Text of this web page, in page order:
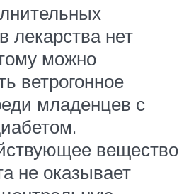
лекарства нет
можно
ветрогонное
младенцев с
вещество
не оказывает